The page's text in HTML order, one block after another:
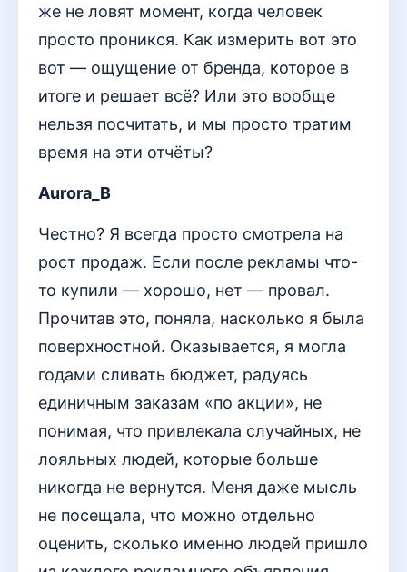
же не ловят момент, когда человек
просто проникся. Как измерить вот это
вот — ощущение от бренда, которое в
итоге и решает всё? Или это вообще
нельзя посчитать, и мы просто тратим
время на эти отчёты?
Aurora_B
Честно? Я всегда просто смотрела на
рост продаж. Если после рекламы что-
то купили — хорошо, нет — провал.
Прочитав это, поняла, насколько я была
поверхностной. Оказывается, я могла
годами сливать бюджет, радуясь
единичным заказам «по акции», не
понимая, что привлекала случайных, не
лояльных людей, которые больше
никогда не вернутся. Меня даже мысль
не посещала, что можно отдельно
оценить, сколько именно людей пришло